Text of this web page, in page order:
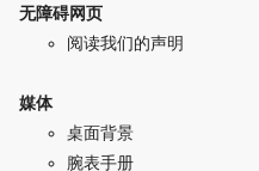
无障碍网页
阅读我们的声明
媒体
桌面背景
腕表手册